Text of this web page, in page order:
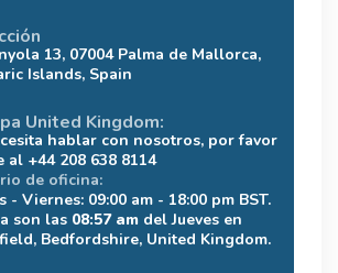
13, 07004 Palma de Mallorca,
Islands, Spain
United Kingdom:
hablar con nosotros, por favor
al +44 208 638 8114
de oficina:
- Viernes: 09:00 am - 18:00 pm BST.
son las 08:57 am del Jueves en
Bedfordshire, United Kingdom.